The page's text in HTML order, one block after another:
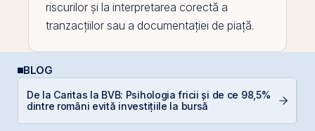
riscurilor și la interpretarea corectă a
tranzacțiilor sau a documentației de piață.
BLOG
De la Caritas la BVB: Psihologia fricii și de ce 98,5%
dintre români evită investițiile la bursă